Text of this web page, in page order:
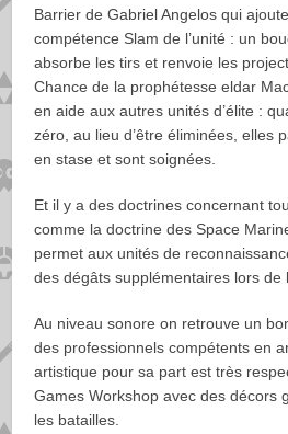
Barrier de Gabriel Angelos qui
compétence Slam de l’unité : un
absorbe les tirs et renvoie les
Chance de la prophétesse eldar
en aide aux autres unités d’élite :
zéro, au lieu d’être éliminées, elles
en stase et sont soignées.
Et il y a des doctrines concernant
comme la doctrine des Space
permet aux unités de
des dégâts supplémentaires lors de
Au niveau sonore on retrouve un
des professionnels compétents en
artistique pour sa part est très
Games Workshop avec des décors
les batailles.